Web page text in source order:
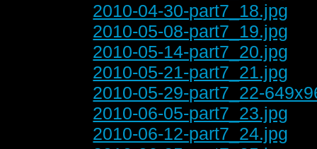
2010-04-30-part7_18.jpg
2010-05-08-part7_19.jpg
2010-05-14-part7_20.jpg
2010-05-21-part7_21.jpg
2010-05-29-part7_22-
2010-06-05-part7_23.jpg
2010-06-12-part7_24.jpg